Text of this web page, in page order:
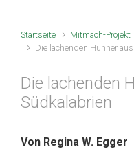
Startseite Mitmach-Projekt
Die lachenden Hühner
Die lachenden
Südkalabrien
Von Regina W. Egger